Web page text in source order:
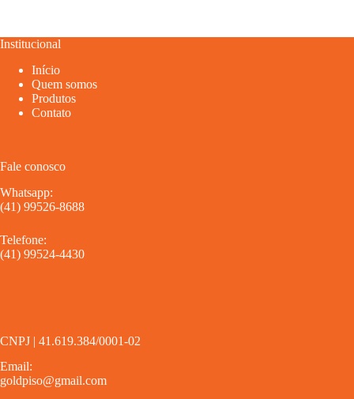
Institucional
Início
Quem somos
Produtos
Contato
Fale conosco
Whatsapp:
(41) 99526-8688
Telefone:
(41) 99524-4430
CNPJ | 41.619.384/0001-02
Email:
goldpiso@gmail.com